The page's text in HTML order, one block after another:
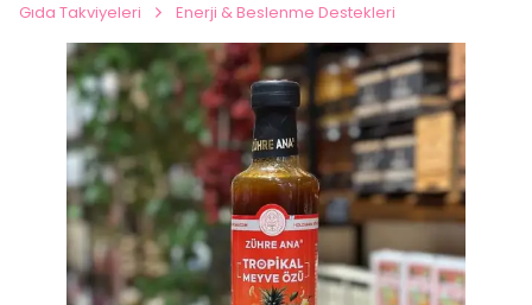
Gıda Takviyeleri Enerji & Beslenme Destekleri